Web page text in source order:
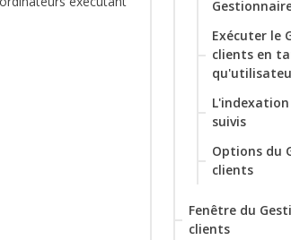
Exécuter le
clients en
suivis
Options du
clients
Fenêtre du
clients